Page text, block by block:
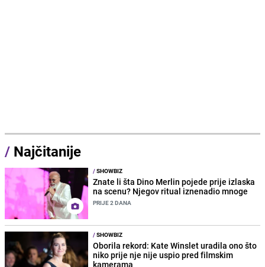
/ Najčitanije
/SHOWBIZ
Znate li šta Dino Merlin pojede prije izlaska
na scenu? Njegov ritual iznenadio mnoge
PRIJE 2 DANA
/SHOWBIZ
Oborila rekord: Kate Winslet uradila ono što
niko prije nje nije uspio pred filmskim
kamerama